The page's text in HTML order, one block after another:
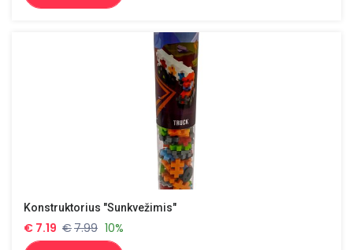
Konstruktorius "Sunkvežimis"
€ 7.19 €7.99 10%